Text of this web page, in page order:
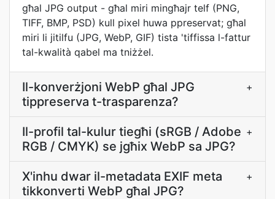
għal JPG output - għal miri mingħajr telf (PNG,
TIFF, BMP, PSD) kull pixel huwa ppreservat; għal
miri li jitilfu (JPG, WebP, GIF) tista 'tiffissa l-fattur
tal-kwalità qabel ma tniżżel.
Il-konverżjoni WebP għal JPG
tippreserva t-trasparenza?
+
Il-profil tal-kulur tiegħi (sRGB / Adobe
RGB / CMYK) se jgħix WebP sa JPG?
+
X'inhu dwar il-metadata EXIF meta
tikkonverti WebP għal JPG?
+